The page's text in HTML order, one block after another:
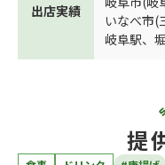
出店実績
いなべ市(
岐阜駅、
提